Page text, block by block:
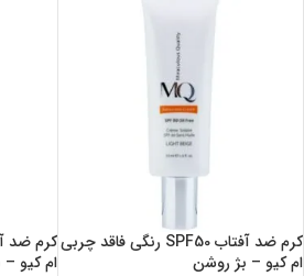
کرم ضد آفتاب SPF50 رنگی فاقد چربی
ام کیو – بژ روشن
ام کیو